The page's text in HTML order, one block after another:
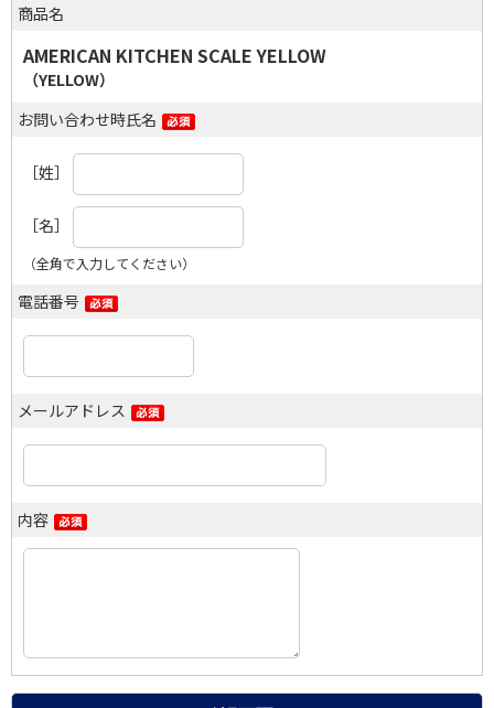
商品名
AMERICAN KITCHEN SCALE YELLOW
（YELLOW）
お問い合わせ時氏名
［姓］
［名］
（全角で入力してください）
電話番号
メールアドレス
内容